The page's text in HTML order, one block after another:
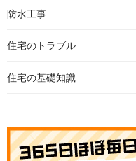
防水工事
住宅のトラブル
住宅の基礎知識